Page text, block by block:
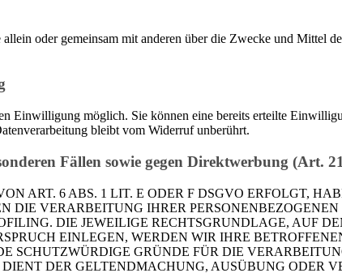
oder gemeinsam mit anderen über die Zwecke und Mittel
Einwilligung möglich. Sie können eine bereits erteilte
bleibt vom Widerruf unberührt.
Fällen sowie gegen Direktwerbung (Art.
ART. 6 ABS. 1 LIT. E ODER F DSGVO ERFOLGT,
DIE VERARBEITUNG IHRER
DIE JEWEILIGE RECHTSGRUNDLAGE, AUF
EINLEGEN, WERDEN WIR IHRE
SCHUTZWÜRDIGE GRÜNDE FÜR DIE
DER GELTENDMACHUNG, AUSÜBUNG ODER